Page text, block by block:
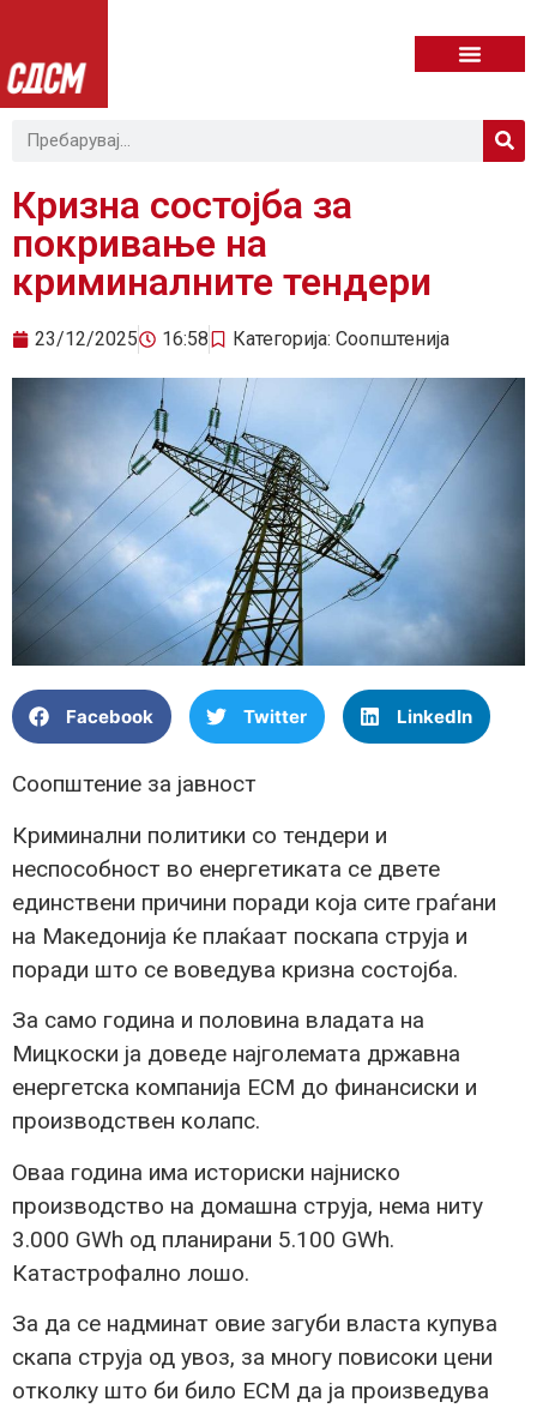
Кризна состојба за
покривање на
криминалните тендери
23/12/2025 16:58 Категорија: Соопштенија
Facebook Twitter LinkedIn
Соопштение за јавност
Криминални политики со тендери и
неспособност во енергетиката се двете
единствени причини поради која сите граѓани
на Македонија ќе плаќаат поскапа струја и
поради што се воведува кризна состојба.
За само година и половина владата на
Мицкоски ја доведе најголемата државна
енергетска компанија ЕСМ до финансиски и
производствен колапс.
Оваа година има историски најниско
производство на домашна струја, нема ниту
3.000 GWh од планирани 5.100 GWh.
Катастрофално лошо.
За да се надминат овие загуби власта купува
скапа струја од увоз, за многу повисоки цени
отколку што би било ЕСМ да ја произведува